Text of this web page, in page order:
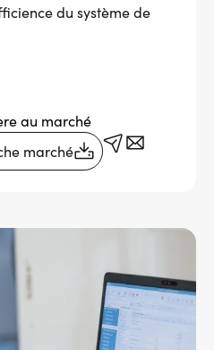
du système de
au marché
marché